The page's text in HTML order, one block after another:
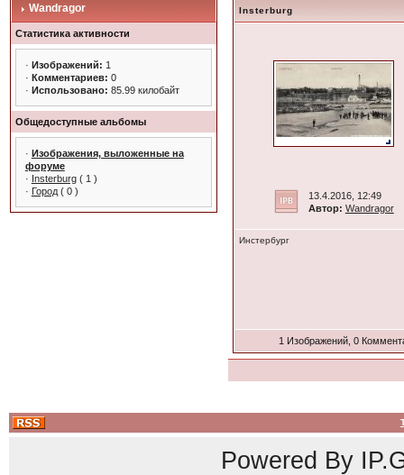
Wandragor
Статистика активности
· Изображений: 1
· Комментариев: 0
· Использовано: 85.99 килобайт
Общедоступные альбомы
· Изображения, выложенные на
форуме
· Insterburg( 1 )
· Город( 0 )
Insterburg
13.4.2016, 12:49
Автор: Wandragor
Инстербург
1 Изображений, 0
Powered By